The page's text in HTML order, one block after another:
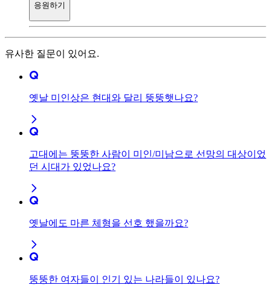
응원하기
유사한 질문이 있어요.
옛날 미인상은 현대와 달리 뚱뚱햇나요?
고대에는 뚱뚱한 사람이 미인/미남으로 선망의 대상이었
던 시대가 있었나요?
옛날에도 마른 체형을 선호 했을까요?
뚱뚱한 여자들이 인기 있는 나라들이 있나요?